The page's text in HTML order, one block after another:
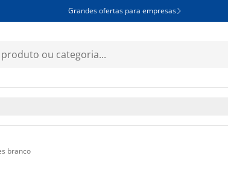
Grandes ofertas para empresas 
branco